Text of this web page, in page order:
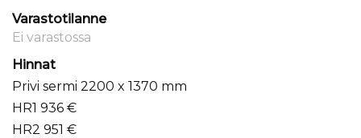
Varastotilanne
Ei varastossa
Hinnat
Privi sermi 2200 x 1370 mm
HR1 936 €
HR2 951 €